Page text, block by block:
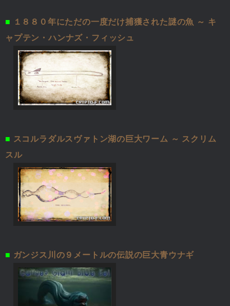
■
１８８０年にただの一度だけ捕獲された謎の魚 ～ キ
ャプテン・ハンナズ・フィッシュ
■ スコルラダルスヴァトン湖の巨大ワーム ～ スクリム
スル
■ ガンジス川の９メートルの伝説の巨大青ウナギ